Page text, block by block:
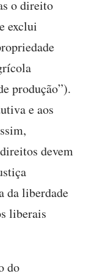
o direito
exclui
produção”).
e aos
devem
da liberdade
liberais
do